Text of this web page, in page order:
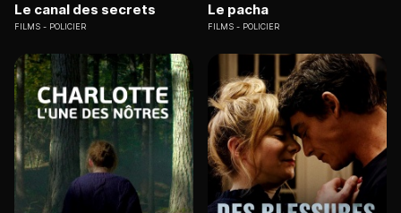
Le canal des secrets
FILMS POLICIER
Le pacha
FILMS POLICIER